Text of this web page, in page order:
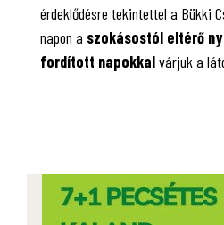
érdeklődésre tekintettel a Bükki
napon a szokásostól eltérő
fordított napokkalvárjuk a